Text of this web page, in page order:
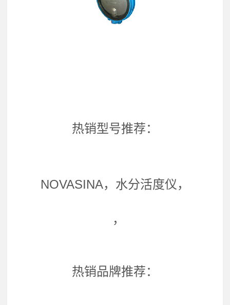
热销型号推荐：
NOVASINA，水分活度仪，
，
热销品牌推荐：